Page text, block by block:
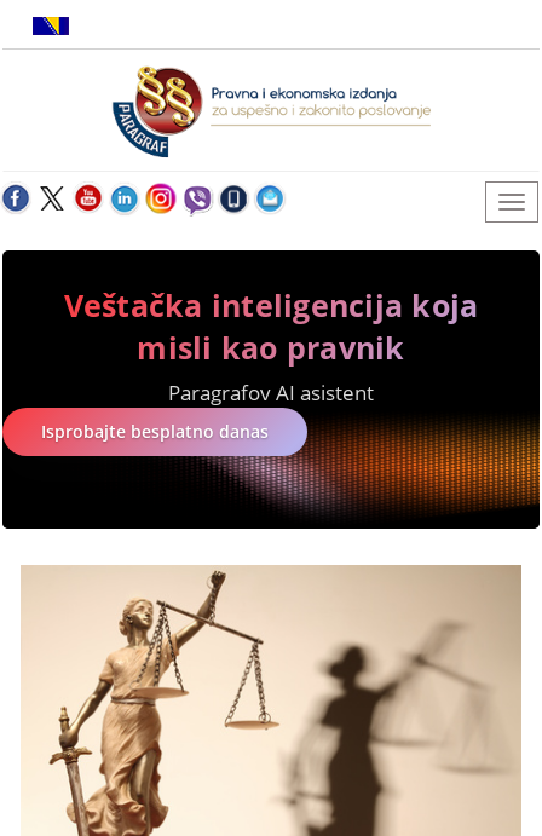
Veštačka inteligencija koja
misli kao pravnik
Paragrafov AI asistent
Isprobajte besplatno danas